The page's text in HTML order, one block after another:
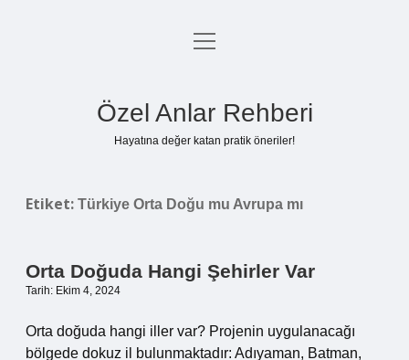
Anasayfa
menüyü
Özel Anlar Rehberi
Hayatına değer katan pratik öneriler!
Etiket: Türkiye Orta Doğu mu Avrupa mı
Orta Doğuda Hangi Şehirler Var
Tarih: Ekim 4, 2024
Orta doğuda hangi iller var? Projenin uygulanacağı
bölgede dokuz il bulunmaktadır: Adıyaman, Batman,